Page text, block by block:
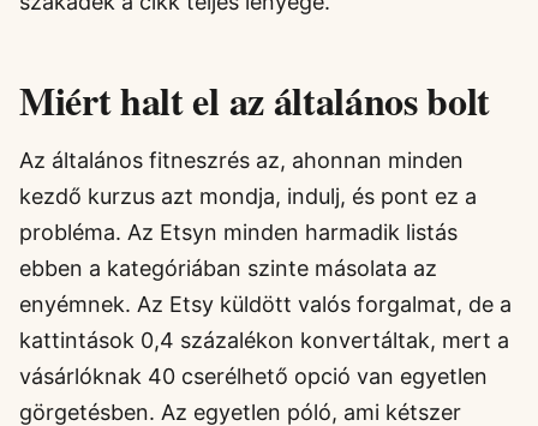
Miért halt el az általános bolt
Az általános fitneszrés az, ahonnan minden
kezdő kurzus azt mondja, indulj, és pont ez a
probléma. Az Etsyn minden harmadik listás
ebben a kategóriában szinte másolata az
enyémnek. Az Etsy küldött valós forgalmat, de a
kattintások 0,4 százalékon konvertáltak, mert a
vásárlóknak 40 cserélhető opció van egyetlen
görgetésben. Az egyetlen póló, ami kétszer